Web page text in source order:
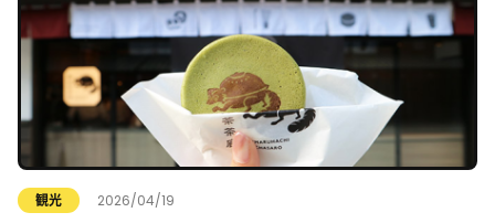
観光 2026/04/19